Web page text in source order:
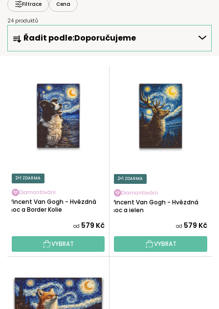
Filtrace Cena
24 produktů
Z
T
Ů
Řadit podle:Doporučujeme
U
K
T
Ů
2+1 ZDARMA
Diamantování
Vincent Van Gogh - Hvězdná
noc a Border Kolie
od 579 Kč
VYBRAT
2+1 ZDARMA
Diamantování
Vincent Van Gogh - Hvězdná
noc a jelen
od 579 Kč
VYBRAT